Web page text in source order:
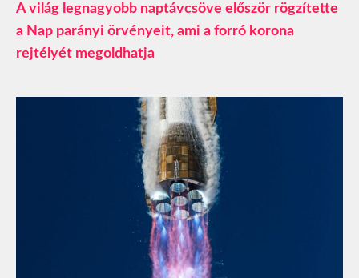
A világ legnagyobb naptávcsöve először rögzítette
a Nap parányi örvényeit, ami a forró korona
rejtélyét megoldhatja